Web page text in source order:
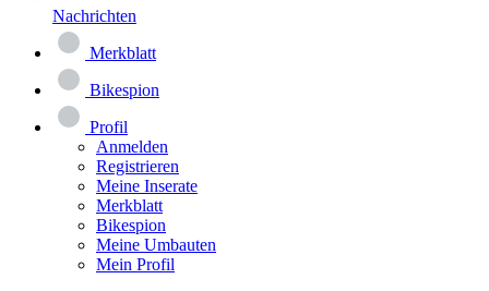
Nachrichten
Merkblatt
Bikespion
Profil
Anmelden
Registrieren
Meine Inserate
Merkblatt
Bikespion
Meine Umbauten
Mein Profil